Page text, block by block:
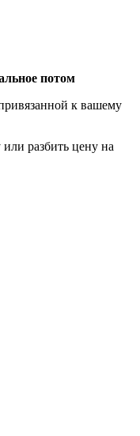
потом
к вашему
разбить цену на